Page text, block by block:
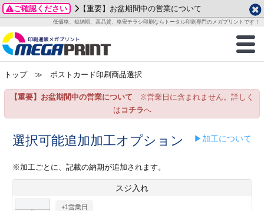
ご確認ください 【重要】お盆期間中の営業について
低価格、短納期、高品質、格安チラシ印刷ならトータル印刷専門のメガプリントです！
商品一覧
グッズ
ステッカー
ックカード印刷
業ツール印刷
ご利用ガイド
お客様へ
いて
方法
/送料について
刷
カード印刷
ックカード名刺
ムカード
データ作成ガイド
成前に
ガイド
加工指示ガイド
テンプレート
ード印刷
名刺印刷
ックカード
ード印刷
一覧
わせ
り
プル請求
2026年 8月
月
火 水 木 金
土
1
3
4 5 6 7
8
15
24
25 26 27
29
土
1
2 3
トップ≫ ポストカード印刷商品選択
【重要】お盆期間中の営業について ※営業日に含まれません。詳しく
は コチラへ
選択可能追加加工オプション ▶加工について
※加工ごとに、記載の納期が追加されます。
スジ入れ
+1営業日